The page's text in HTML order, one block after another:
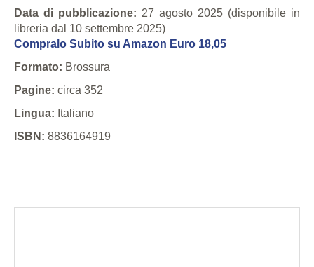
Data di pubblicazione: 27 agosto 2025 (disponibile in
libreria dal 10 settembre 2025)
Compralo Subito su Amazon Euro 18,05
Formato: Brossura
Pagine: circa 352
Lingua: Italiano
ISBN: 8836164919